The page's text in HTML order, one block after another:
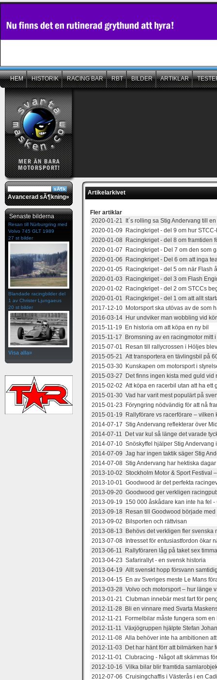
HEM HISTORIK RACING BAR RBT BILDER ARTIKLAR
Avancerad sÃ¶kning»
Senaste bilderna
Resan till Nürburgring med
Volvo 745 GLT 1989
27 st bilder
Blandade racingbilder del
1 av Christer Ljungaeus
20 st bilder
Visa alla»
Artikelarkivet
Fler artiklar
2020-01-21 It´s rolling sa Stig Andervang till
2020-01-09 Racingkriget - del 9 om hur
2020-01-08 Racingkriget - del 8 om framtiden
2020-01-07 Racingkriget - Del 7 om den som
2020-01-06 Racingkriget - Del 6 om att inga
2020-01-05 Racingkriget - del 5 om när Flash
2020-01-03 Racingkriget - del 3 om Flash
2020-01-02 Racingkriget - del 2 om STCCs
2020-01-01 Racingkriget - del 1 om att allt
2017-12-10 Motorsport ska utövas av de som
2016-03-14 Hur undviker man wobbling vid
2015-11-19 En historia om att köpa en ny bil
2015-11-17 Bromsning av en racingmotor mitt
2015-07-01 Resan till rallycrossen i Höljes
2015-05-21 Att transportera en tävlingsbil på
2015-03-30 Kunskapen om motorsport i
2015-03-27 Det finns ingen kista med guld vid
2015-02-02 Att köpa en racerbil utan att ha ett
2015-01-30 Vad har varit mest populärt på
2015-01-23 Föryngring nödvändig för att nå
2015-01-19 Rallyförare vs racerförare – vilken
2014-07-17 Stig Andervang reflekterar över
2014-07-11 Det var kul så länge det varade
2014-07-10 Snöskyffel hjälper Stig Andervang
2014-07-09 Jag har ingen taktik säger Stig
2014-07-08 Stig Andervang har hektiska dagar
2013-10-02 Stockholm Motor & Sport Festival
2013-10-01 Goodwood är det perfekta
2013-09-20 Goodwood ger verkligen
2013-09-19 150 000 åskådare kan inte ha fel -
2013-09-18 Resan till Goodwood började med
2013-09-02 Bilsporten och rättvisan
2013-08-13 Behövs det verkligen fler svenska
2013-07-08 Intresset för entusiastfordon ökar
2013-06-11 Rallyföraren låg på taket sex
2013-04-23 Safarirallyt - en svensk historia
2013-04-19 Allt svenskt hopp försvann
2013-04-15 En av Sveriges meste Le Mans
2013-03-28 Volvo och motorsport – hur länge
2013-01-21 Clubman innebär mest fart för
2012-11-28 Bli en vinnare med Svarta
2012-11-21 Formelbilar måste fungera som en
2012-11-11 Växjögruppen hjälpte Stefan
2012-11-08 Alla behöver inte ha ambitionen
2012-11-03 Det har hänt förr att bilmärken har
2012-11-01 Clubracing - Något att skämmas
2012-10-16 Vilka bilar blir framtida
2012-07-06 Cruisingchaffis i Västerås i en